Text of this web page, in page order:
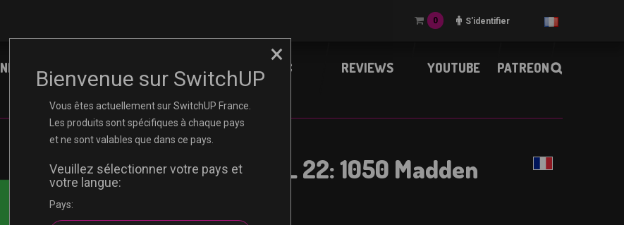
×
Bienvenue sur SwitchUP
Vous êtes actuellement sur SwitchUP France.
Les produits sont spécifiques à chaque pays
et ne sont valables que dans ce pays.
Veuillez sélectionner votre pays et
votre langue:
Pays:
0 S'identifier
NINTENDO PLAYSTATION PC REVIEWS YOUTUBE PATREON
Madden NFL 22: 1050 Madden